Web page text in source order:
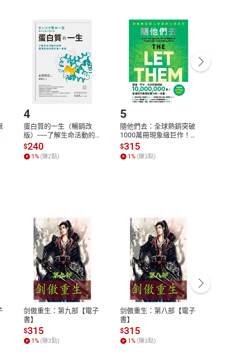
非以有形媒介提供之數位內容，消費者同意若訂購後
」中點選「瀏覽訂單明細」
「申請取消訂單/退
消/退貨。
付款方式
Payment
完成訂單
Complete
帳號，下載書籍後看書
猶豫期
交易解
商品性
明請參
客服資訊
服務時間：週一到週五 10:00-12:00、
13:00-17:00 (國定假日及例假日休息)
客服電話：0080-1857077
4
蛋白質的一生（暢銷改
版）──了解生命活動的
秘密，讀懂生命科學的第
一本書【電子書】
$240
1% (賺2點)
5
隨他們去：全球熱銷突破
1000萬冊現象級巨作！
改變千萬人命運的心理技
巧【附放下執念明信片
圖】【電子書】
$315
1% (賺3點)
剑傲重生：第九部【電子
書】
$315
1% (賺3點)
剑傲重生：第八部【電子
書】
$315
1% (賺3點)